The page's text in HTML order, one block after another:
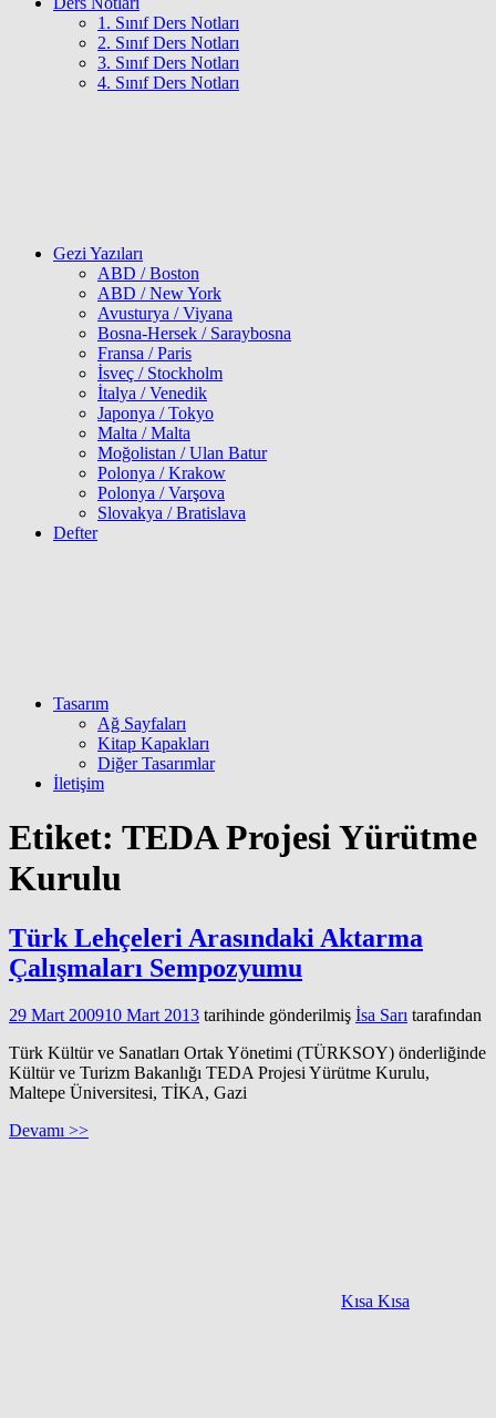
1. Sınıf Ders Notları
2. Sınıf Ders Notları
3. Sınıf Ders Notları
4. Sınıf Ders Notları
Gezi Yazıları
ABD / Boston
ABD / New York
Avusturya / Viyana
Bosna-Hersek / Saraybosna
Fransa / Paris
İsveç / Stockholm
İtalya / Venedik
Japonya / Tokyo
Malta / Malta
Moğolistan / Ulan Batur
Polonya / Krakow
Polonya / Varşova
Slovakya / Bratislava
Defter
Tasarım
Ağ Sayfaları
Kitap Kapakları
Diğer Tasarımlar
İletişim
Etiket: TEDA Projesi Yürütme
Kurulu
Türk Lehçeleri Arasındaki Aktarma
Çalışmaları Sempozyumu
29 Mart 200910 Mart 2013 tarihinde gönderilmiş İsa Sarı tarafından
Türk Kültür ve Sanatları Ortak Yönetimi (TÜRKSOY) önderliğinde
Kültür ve Turizm Bakanlığı TEDA Projesi Yürütme Kurulu,
Maltepe Üniversitesi, TİKA, Gazi
Devamı >>
Kısa Kısa